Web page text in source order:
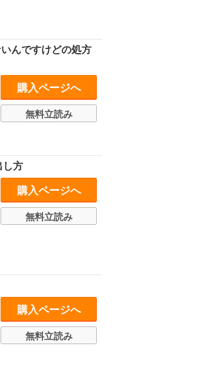
んですけどの処方
購入ページへ
無料立読み
し方
購入ページへ
無料立読み
購入ページへ
無料立読み